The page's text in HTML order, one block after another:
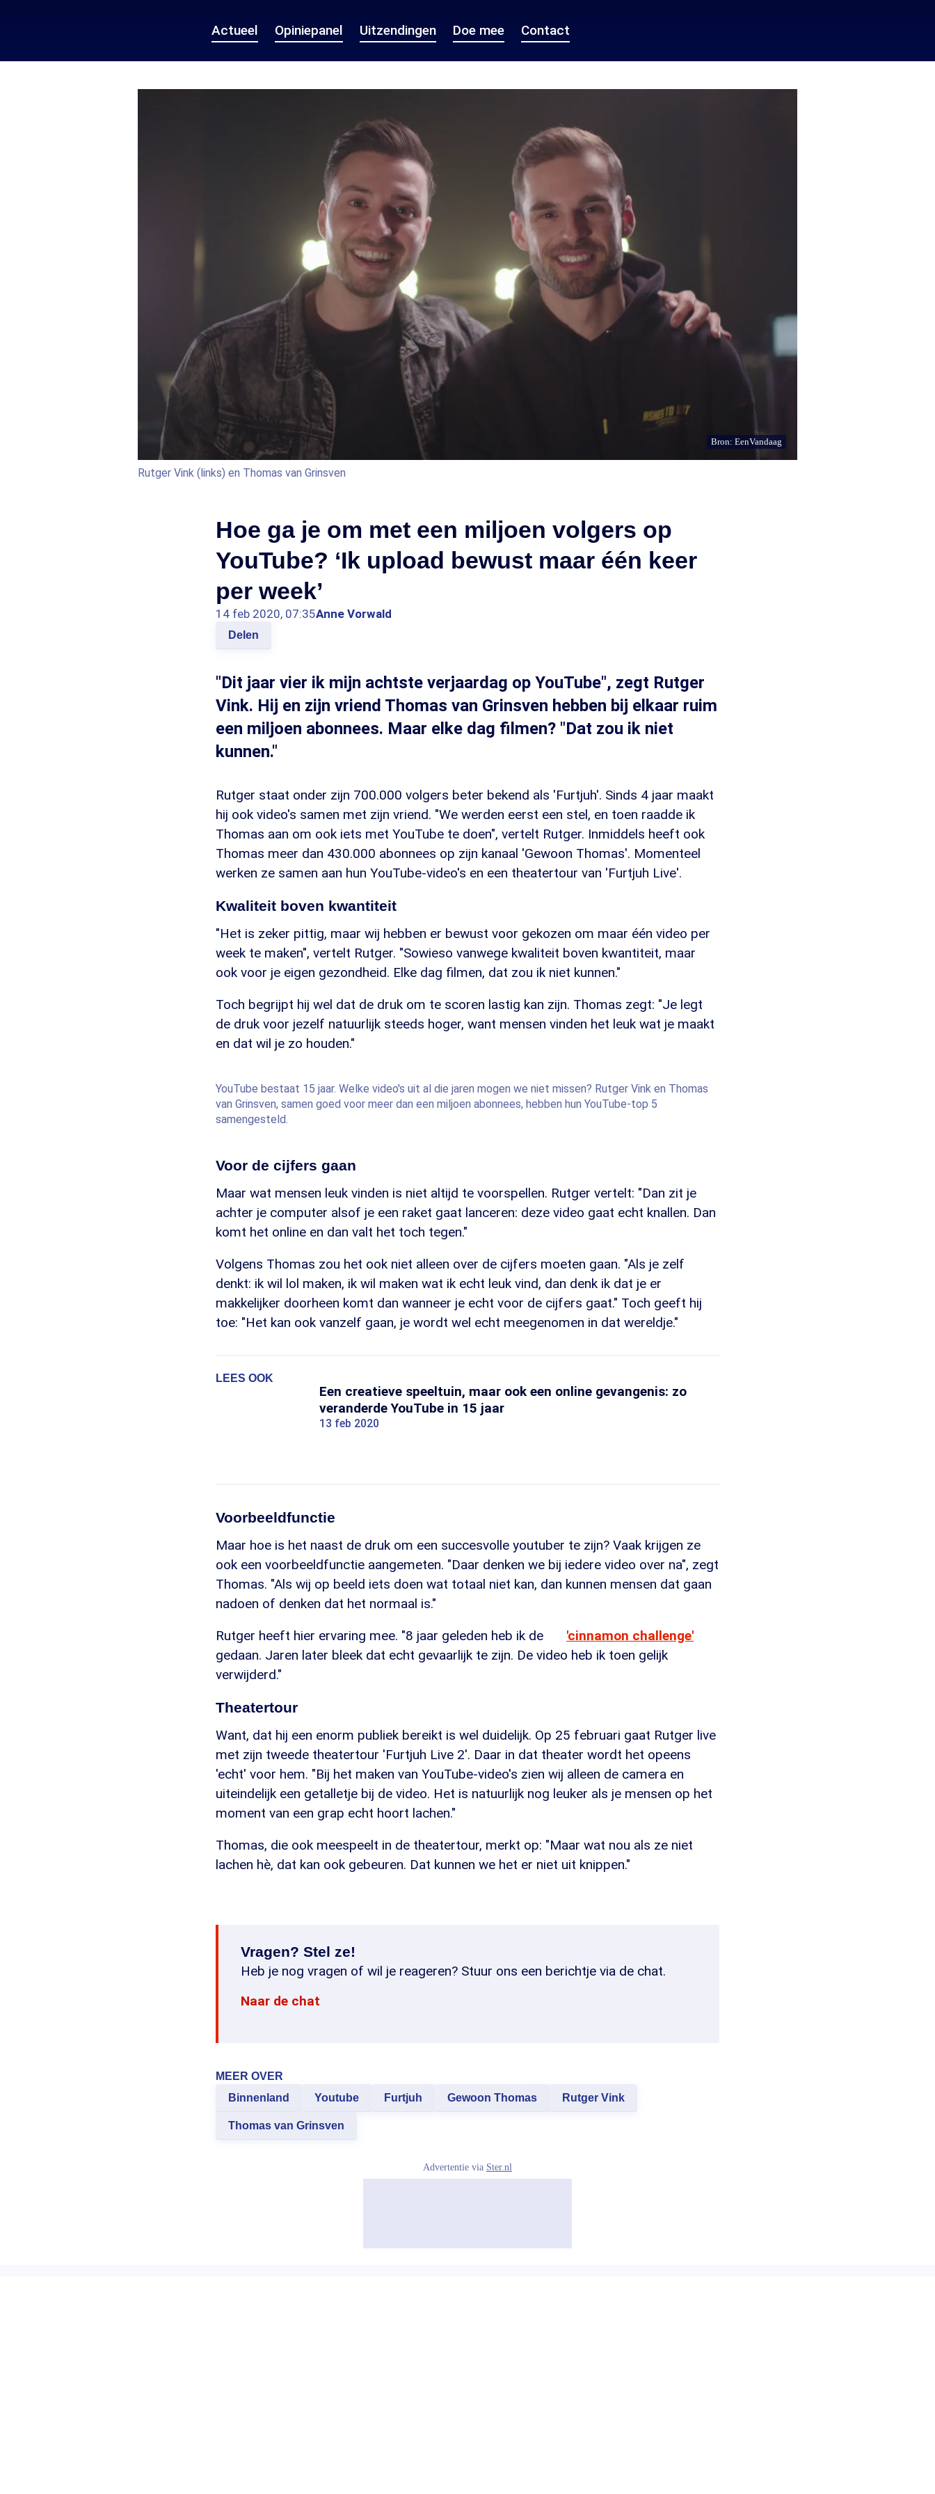
Actueel Opiniepanel Uitzendingen Doe mee Contact
Bron: EenVandaag
Rutger Vink (links) en Thomas van Grinsven
Hoe ga je om met een miljoen volgers op
YouTube? ‘Ik upload bewust maar één keer
per week’
14 feb 2020, 07:35Anne Vorwald
Delen
"Dit jaar vier ik mijn achtste verjaardag op YouTube", zegt Rutger
Vink. Hij en zijn vriend Thomas van Grinsven hebben bij elkaar ruim
een miljoen abonnees. Maar elke dag filmen? "Dat zou ik niet
kunnen."
Rutger staat onder zijn 700.000 volgers beter bekend als 'Furtjuh'. Sinds 4 jaar maakt
hij ook video's samen met zijn vriend. "We werden eerst een stel, en toen raadde ik
Thomas aan om ook iets met YouTube te doen", vertelt Rutger. Inmiddels heeft ook
Thomas meer dan 430.000 abonnees op zijn kanaal 'Gewoon Thomas'. Momenteel
werken ze samen aan hun YouTube-video's en een theatertour van 'Furtjuh Live'.
Kwaliteit boven kwantiteit
"Het is zeker pittig, maar wij hebben er bewust voor gekozen om maar één video per
week te maken", vertelt Rutger. "Sowieso vanwege kwaliteit boven kwantiteit, maar
ook voor je eigen gezondheid. Elke dag filmen, dat zou ik niet kunnen."
Toch begrijpt hij wel dat de druk om te scoren lastig kan zijn. Thomas zegt: "Je legt
de druk voor jezelf natuurlijk steeds hoger, want mensen vinden het leuk wat je maakt
en dat wil je zo houden."
YouTube bestaat 15 jaar. Welke video's uit al die jaren mogen we niet missen? Rutger Vink en Thomas
van Grinsven, samen goed voor meer dan een miljoen abonnees, hebben hun YouTube-top 5
samengesteld.
Voor de cijfers gaan
Maar wat mensen leuk vinden is niet altijd te voorspellen. Rutger vertelt: "Dan zit je
achter je computer alsof je een raket gaat lanceren: deze video gaat echt knallen. Dan
komt het online en dan valt het toch tegen."
Volgens Thomas zou het ook niet alleen over de cijfers moeten gaan. "Als je zelf
denkt: ik wil lol maken, ik wil maken wat ik echt leuk vind, dan denk ik dat je er
makkelijker doorheen komt dan wanneer je echt voor de cijfers gaat." Toch geeft hij
toe: "Het kan ook vanzelf gaan, je wordt wel echt meegenomen in dat wereldje."
LEES OOK
Een creatieve speeltuin, maar ook een online gevangenis: zo
veranderde YouTube in 15 jaar
13 feb 2020
Voorbeeldfunctie
Maar hoe is het naast de druk om een succesvolle youtuber te zijn? Vaak krijgen ze
ook een voorbeeldfunctie aangemeten. "Daar denken we bij iedere video over na", zegt
Thomas. "Als wij op beeld iets doen wat totaal niet kan, dan kunnen mensen dat gaan
nadoen of denken dat het normaal is."
Rutger heeft hier ervaring mee. "8 jaar geleden heb ik de
'cinnamon challenge'
gedaan. Jaren later bleek dat echt gevaarlijk te zijn. De video heb ik toen gelijk
verwijderd."
Theatertour
Want, dat hij een enorm publiek bereikt is wel duidelijk. Op 25 februari gaat Rutger live
met zijn tweede theatertour 'Furtjuh Live 2'. Daar in dat theater wordt het opeens
'echt' voor hem. "Bij het maken van YouTube-video's zien wij alleen de camera en
uiteindelijk een getalletje bij de video. Het is natuurlijk nog leuker als je mensen op het
moment van een grap echt hoort lachen."
Thomas, die ook meespeelt in de theatertour, merkt op: "Maar wat nou als ze niet
lachen hè, dat kan ook gebeuren. Dat kunnen we het er niet uit knippen."
Vragen? Stel ze!
Heb je nog vragen of wil je reageren? Stuur ons een berichtje via de chat.
Naar de chat
MEER OVER
Binnenland
Youtube Furtjuh Gewoon Thomas Rutger Vink
Thomas van Grinsven
Advertentie via Ster.nl